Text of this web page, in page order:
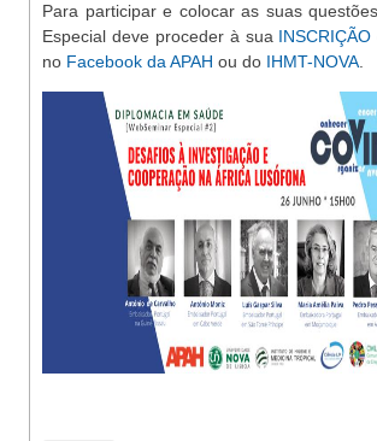
Para participar e colocar as suas
Especial deve proceder à sua INSCRIÇÃO
no Facebook da APAH ou do IHMT-NOVA